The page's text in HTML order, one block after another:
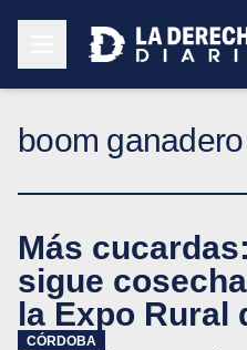
boom ganadero
Más
sigue
la Expo Rural
CÓRDOBA